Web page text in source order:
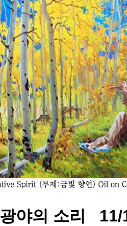
광야의 소리 11/